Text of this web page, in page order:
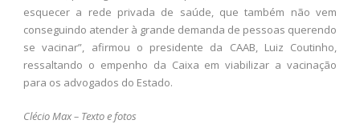
esquecer a rede privada de saúde, que também não vem
conseguindo atender à grande demanda de pessoas querendo
se vacinar”, afirmou o presidente da CAAB, Luiz Coutinho,
ressaltando o empenho da Caixa em viabilizar a vacinação
para os advogados do Estado.
Clécio Max – Texto e fotos